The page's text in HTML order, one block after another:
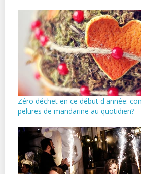
Zéro déchet en ce début d'année:
pelures de mandarine au quotidien?